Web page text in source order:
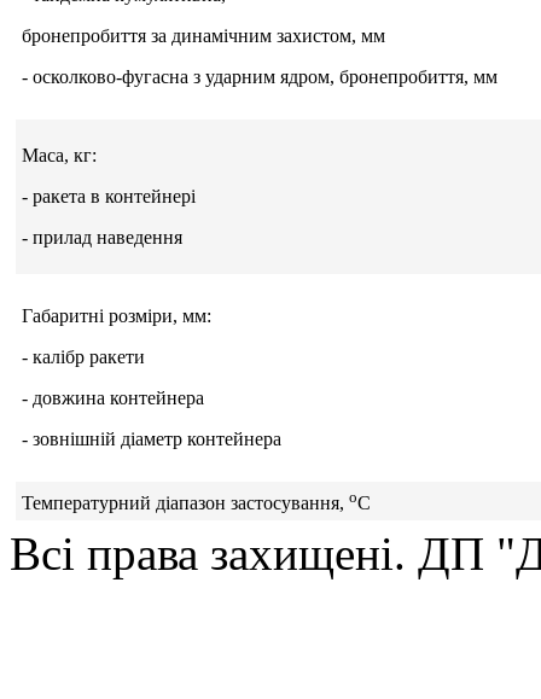
бронепробиття за динамічним захистом, мм
- осколково-фугасна з ударним ядром, бронепробиття, мм
Маса, кг:
- ракета в контейнері
- прилад наведення
Габаритні розміри, мм:
- калібр ракети
- довжина контейнера
- зовнішній діаметр контейнера
Температурний діапазон застосування, оС
Всі права захищені.